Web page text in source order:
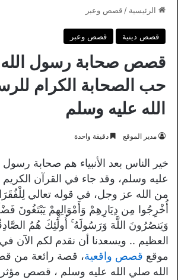
الرئيسية / قصص وعبر
قصص دينية قصص وعبر
قصص صحابة رسول
حب الصحابة الكرام
الله عليه وسلم
مدير الموقع دقيقة واحدة
خير الناس بعد الأنبياء هم صحابة رسول
عليه وسلم، وقد جاء في القرآن
من الله عز وجل، في قوله تعالي
أُخْرِجُوا مِن دِيَارِهِمْ وَأَمْوَالِهِمْ يَبْتَغُونَ
العظيم .. ويسعدنا أن نقدم لكم الآن
موقع قصص واقعية، قصة رائعة من
الله صلي الله عليه وسلم ، قصص